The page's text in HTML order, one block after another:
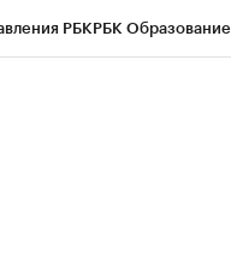
РБКРБК Образование